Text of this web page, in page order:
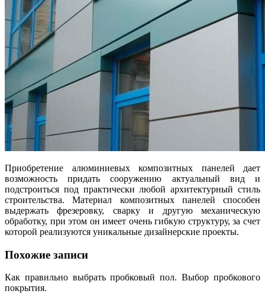
Приобретение алюминиевых композитных панелей дает
возможность придать сооружению актуальный вид и
подстроиться под практически любой архитектурный стиль
строительства. Материал композитных панелей способен
выдержать фрезеровку, сварку и другую механическую
обработку, при этом он имеет очень гибкую структуру, за счет
которой реализуются уникальные дизайнерские проекты.
Похожие записи
Как правильно выбрать пробковый пол. Выбор пробкового
покрытия.